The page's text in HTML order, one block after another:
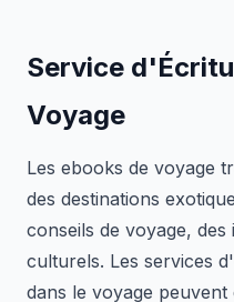
Service
Voyage
Les ebooks de voyage
des destinations
conseils de voyage,
culturels. Les services
dans le voyage